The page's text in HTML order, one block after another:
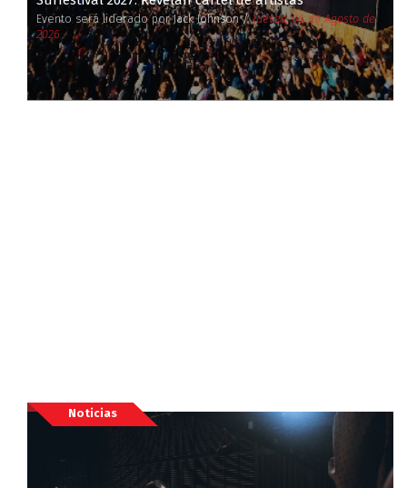
Evento será liderado por Jack Johnson /Jueves, 06 de Agosto de
2026
Noticias